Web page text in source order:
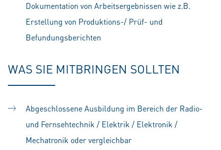
Dokumentation von Arbeitsergebnissen wie z.B.
Erstellung von Produktions-/ Prüf- und
Befundungsberichten
WAS SIE MITBRINGEN SOLLTEN
Abgeschlossene Ausbildung im Bereich der Radio-
und Fernsehtechnik / Elektrik / Elektronik /
Mechatronik oder vergleichbar